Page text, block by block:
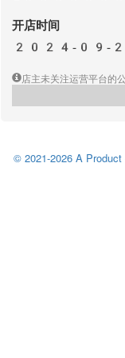
开店时间
2024-09-
店主未关注运营平台的
© 2021-2026 A